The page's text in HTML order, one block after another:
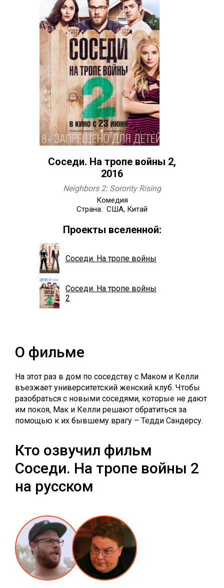
Соседи. На тропе войны 2,
2016
Neighbors 2: Sorority Rising
Комедия
Страна: США, Китай
Проекты вселенной:
Соседи. На тропе войны
Соседи. На тропе войны
2
О фильме
На этот раз в дом по соседству с Маком и Келли
въезжает университетский женский клуб. Чтобы
разобраться с новыми соседями, которые не дают
им покоя, Мак и Келли решают обратиться за
помощью к их бывшему врагу – Тедди Сандерсу.
Кто озвучил фильм
Соседи. На тропе войны 2
на русском